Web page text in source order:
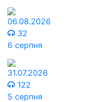
06.08.2026
32
6 серпня
31.07.2026
122
5 серпня